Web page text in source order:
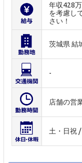
年収428
を考慮し
さい！
茨城県 結
-
店舗の営
土・日祝